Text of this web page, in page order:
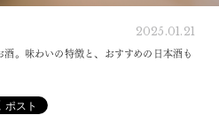
。味わいの特徴と、おすすめの日本酒も
2025.01.21